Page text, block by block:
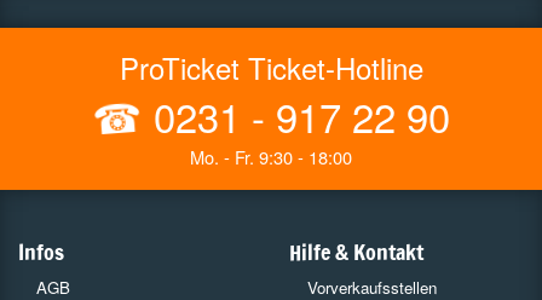
ProTicket Ticket-Hotline
☎ 0231 - 917 22 90
Mo. - Fr. 9:30 - 18:00
Infos
AGB
Hilfe & Kontakt
Vorverkaufsstellen